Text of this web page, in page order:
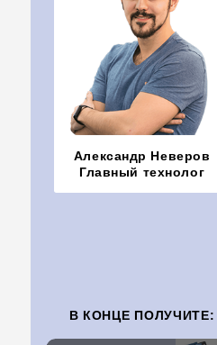
Александр Неверов
Главный технолог
В КОНЦЕ ПОЛУЧИТЕ: